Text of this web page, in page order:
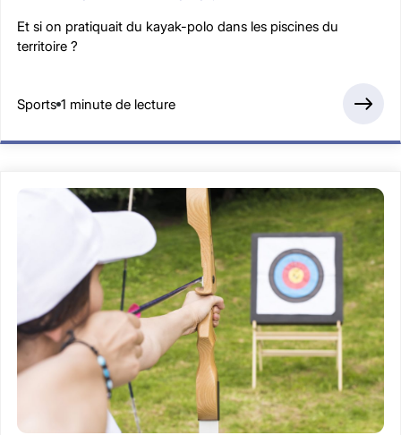
Et si on pratiquait du kayak-polo dans les piscines du
territoire ?
Sports 1 minute de lecture